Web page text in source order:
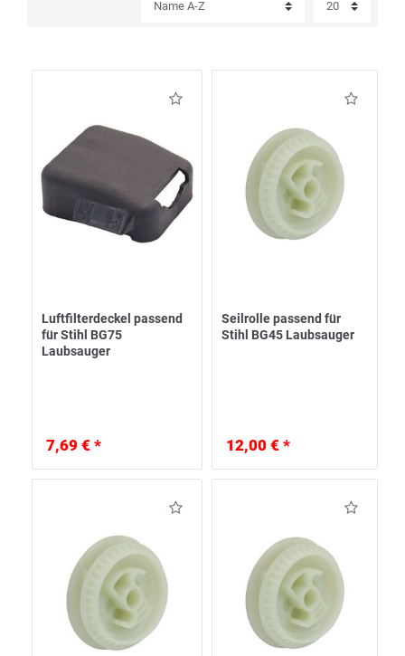
Luftfilterdeckel passend
für Stihl BG75
Laubsauger
7,69 € *
Seilrolle passend für
Stihl BG45 Laubsauger
12,00 € *